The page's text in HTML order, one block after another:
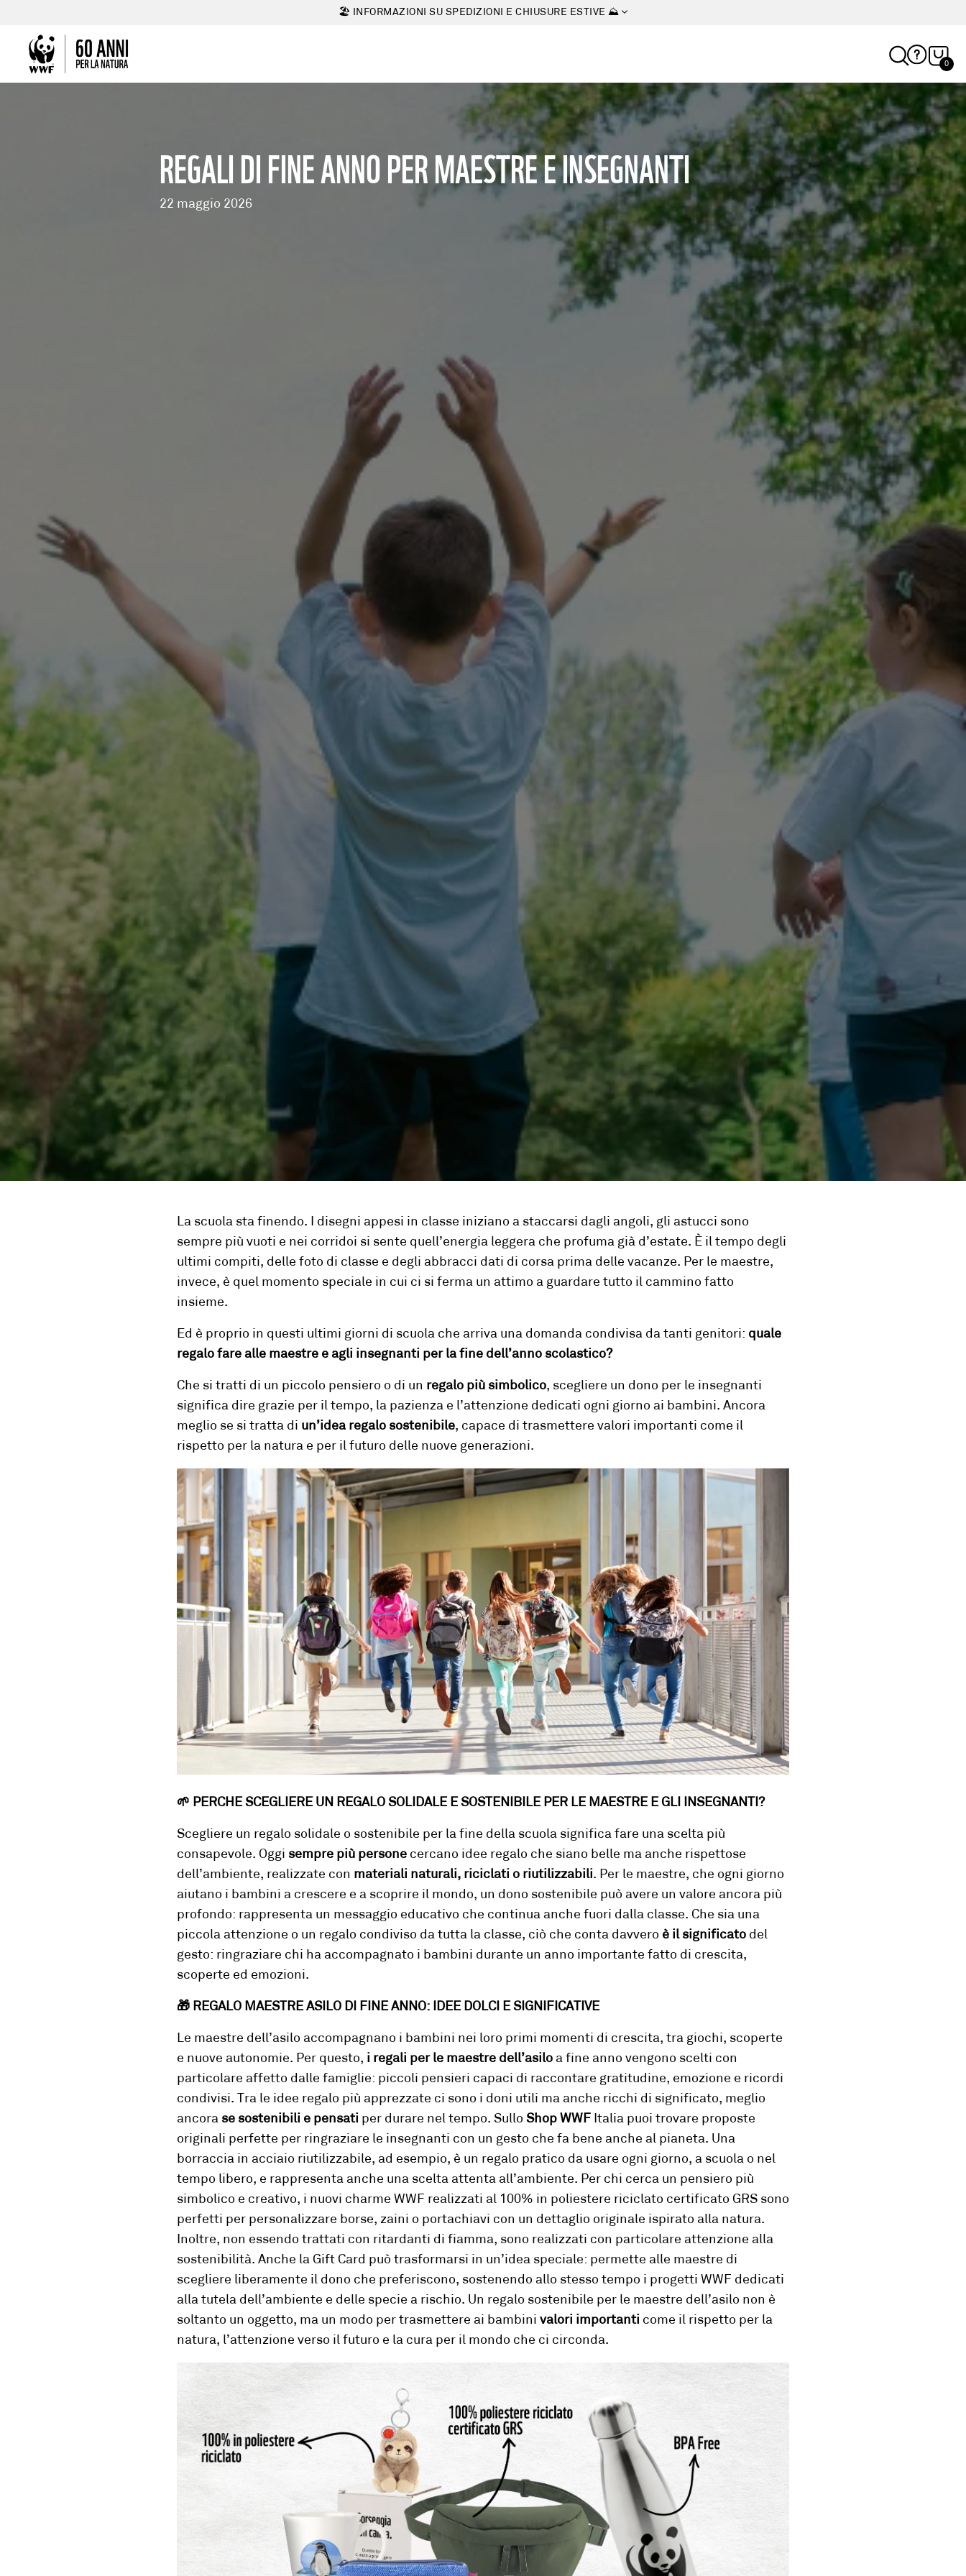
🏖 INFORMAZIONI SU SPEDIZIONI E CHIUSURE ESTIVE ⛰
0
REGALI DI FINE ANNO PER MAESTRE E INSEGNANTI
22 maggio 2026
La scuola sta finendo.
disegni appesi in classe iniziano a staccarsi dagli angoli, gli astucci sono
sempre più vuoti e nei corridoi si sente quell’energia leggera che profuma già d’estate. È il tempo degli
ultimi compiti, delle foto di classe e degli abbracci dati di corsa prima delle vacanze. Per le maestre,
invece, è quel momento speciale in cui ci si ferma un attimo a guardare tutto il cammino fatto
insieme.
Ed è proprio in questi ultimi giorni di scuola che arriva una domanda condivisa da tanti genitori: quale
regalo fare alle maestre e agli insegnanti per la fine dell’anno scolastico?
Che si tratti di un piccolo pensiero o di un regalo più simbolico, scegliere un dono per le insegnanti
significa dire grazie per il tempo, la pazienza e l’attenzione dedicati ogni giorno ai bambini. Ancora
meglio se si tratta di un’idea regalo sostenibile, capace di trasmettere valori importanti come il
rispetto per la natura e per il futuro delle nuove generazioni.
🌱 PERCHE SCEGLIERE UN REGALO SOLIDALE E SOSTENIBILE PER LE MAESTRE E GLI INSEGNANTI?
Scegliere un regalo solidale o sostenibile per la fine della scuola significa fare una scelta più
consapevole. Oggi sempre più persone cercano idee regalo che siano belle ma anche rispettose
dell’ambiente, realizzate con materiali naturali, riciclati o riutilizzabili. Per le maestre, che ogni giorno
aiutano i bambini a crescere e a scoprire il mondo, un dono sostenibile può avere un valore ancora più
profondo: rappresenta un messaggio educativo che continua anche fuori dalla classe. Che sia una
piccola attenzione o un regalo condiviso da tutta la classe, ciò che conta davvero è il significato del
gesto: ringraziare chi ha accompagnato i bambini durante un anno importante fatto di crescita,
scoperte ed emozioni.
🎁 REGALO MAESTRE ASILO DI FINE ANNO: IDEE DOLCI E SIGNIFICATIVE
Le maestre dell’asilo accompagnano i bambini nei loro primi momenti di crescita, tra giochi, scoperte
e nuove autonomie. Per questo, i regali per le maestre dell’asilo a fine anno vengono scelti con
particolare affetto dalle famiglie: piccoli pensieri capaci di raccontare gratitudine, emozione e ricordi
condivisi. Tra le idee regalo più apprezzate ci sono i doni utili ma anche ricchi di significato, meglio
ancora se sostenibili e pensati per durare nel tempo. Sullo Shop WWF Italia puoi trovare proposte
originali perfette per ringraziare le insegnanti con un gesto che fa bene anche al pianeta. Una
borraccia in acciaio riutilizzabile, ad esempio, è un regalo pratico da usare ogni giorno, a scuola o nel
tempo libero, e rappresenta anche una scelta attenta all’ambiente. Per chi cerca un pensiero più
simbolico e creativo, i nuovi charme WWF realizzati al 100% in poliestere riciclato certificato GRS sono
perfetti per personalizzare borse, zaini o portachiavi con un dettaglio originale ispirato alla natura.
Inoltre, non essendo trattati con ritardanti di fiamma, sono realizzati con particolare attenzione alla
sostenibilità. Anche la Gift Card può trasformarsi in un’idea speciale: permette alle maestre di
scegliere liberamente il dono che preferiscono, sostenendo allo stesso tempo i progetti WWF dedicati
alla tutela dell’ambiente e delle specie a rischio. Un regalo sostenibile per le maestre dell’asilo non è
soltanto un oggetto, ma un modo per trasmettere ai bambini valori importanti come il rispetto per la
natura, l’attenzione verso il futuro e la cura per il mondo che ci circonda.